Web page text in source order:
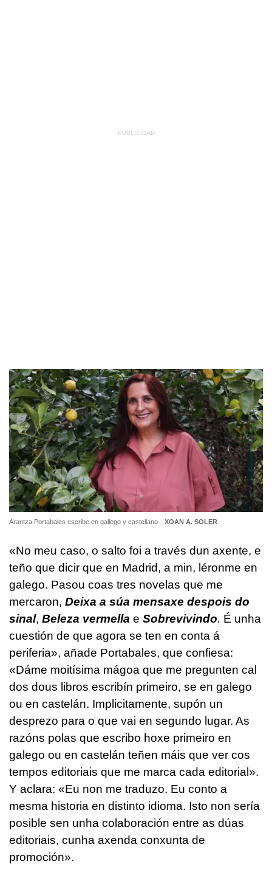
Arantza Portabales escribe en gallego y castellano XOAN A. SOLER
«No meu caso, o salto foi a través dun axente, e
teño que dicir que en Madrid, a min, léronme en
galego. Pasou coas tres novelas que me
mercaron, Deixa a súa mensaxe despois do
sinal, Beleza vermella e Sobrevivindo. É unha
cuestión de que agora se ten en conta á
periferia», añade Portabales, que confiesa:
«Dáme moitísima mágoa que me pregunten cal
dos dous libros escribín primeiro, se en galego
ou en castelán. Implicitamente, supón un
desprezo para o que vai en segundo lugar. As
razóns polas que escribo hoxe primeiro en
galego ou en castelán teñen máis que ver cos
tempos editoriais que me marca cada editorial».
Y aclara: «Eu non me traduzo. Eu conto a
mesma historia en distinto idioma. Isto non sería
posible sen unha colaboración entre as dúas
editoriais, cunha axenda conxunta de
promoción».